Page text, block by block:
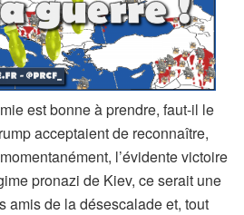
est bonne à prendre, faut-il le
acceptaient de reconnaître,
l’évidente victoire
pronazi de Kiev, ce serait une
amis de la désescalade et, tout